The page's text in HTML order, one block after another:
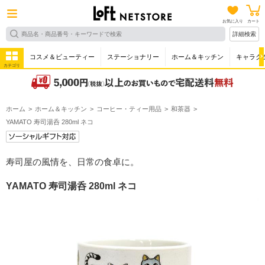
お気に入り カート
詳細検索
カテゴリ
コスメ＆ビューティー ステーショナリー ホーム＆キッチン キャラク
ホーム ホーム＆キッチン コーヒー・ティー用品
和茶器
YAMATO 寿司湯呑 280ml ネコ
寿司屋の風情を、日常の食卓に。
YAMATO 寿司湯呑 280ml ネコ